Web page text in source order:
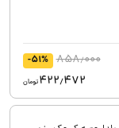
858٫000 -51%
422٫472تومان